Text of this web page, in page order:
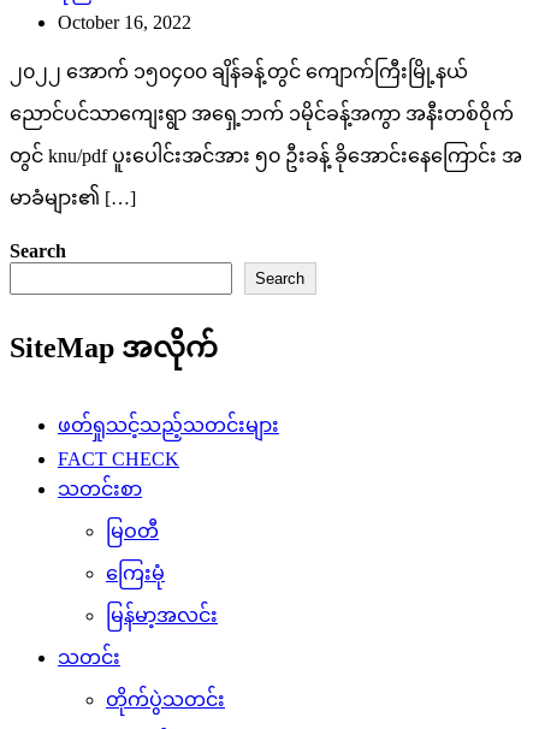
October 16, 2022
၂၀၂၂ အောက် ၁၅၀၄၀၀ ချိန်ခန့်တွင် ကျောက်ကြီးမြို့နယ်
ညောင်ပင်သာကျေးရွာ အရှေ့ဘက် ၁မိုင်ခန့်အကွာ အနီးတစ်ဝိုက်
တွင် knu/pdf ပူးပေါင်းအင်အား ၅၀ ဦးခန့် ခိုအောင်းနေကြောင်း အ
မာခံများ၏ […]
Search
Search
SiteMap အလိုက်
ဖတ်ရှုသင့်သည့်သတင်းများ
FACT CHECK
သတင်းစာ
မြဝတီ
ကြေးမုံ
မြန်မာ့အလင်း
သတင်း
တိုက်ပွဲသတင်း